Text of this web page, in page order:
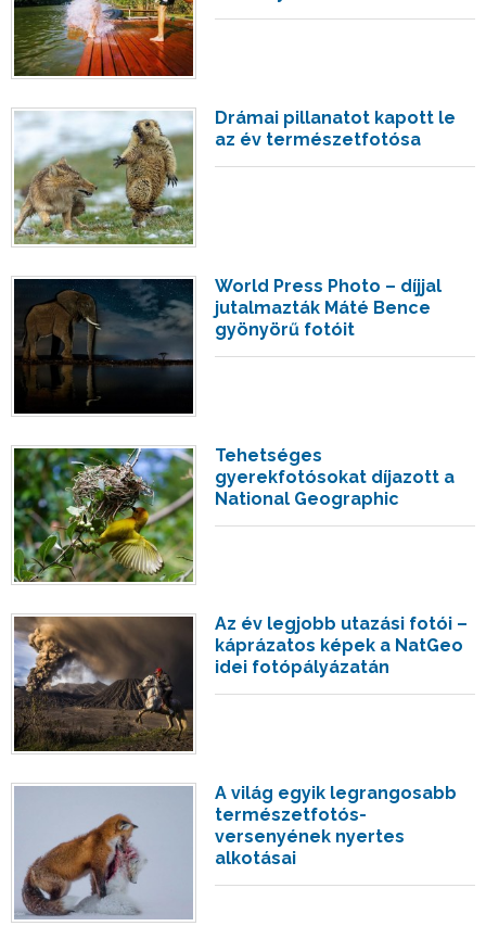
Drámai pillanatot kapott le
az év természetfotósa
World Press Photo – díjjal
jutalmazták Máté Bence
gyönyörű fotóit
Tehetséges
gyerekfotósokat díjazott a
National Geographic
Az év legjobb utazási fotói –
káprázatos képek a NatGeo
idei fotópályázatán
A világ egyik legrangosabb
természetfotós-
versenyének nyertes
alkotásai